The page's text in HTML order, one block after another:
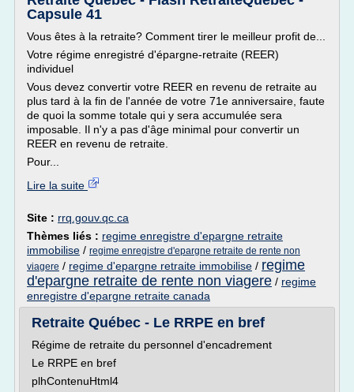
Capsule 41
Vous êtes à la retraite? Comment tirer le meilleur profit de...
Votre régime enregistré d'épargne-retraite (REER)
individuel
Vous devez convertir votre REER en revenu de retraite au
plus tard à la fin de l'année de votre 71e anniversaire, faute
de quoi la somme totale qui y sera accumulée sera
imposable. Il n'y a pas d'âge minimal pour convertir un
REER en revenu de retraite.
Pour...
Lire la suite
Site : rrq.gouv.qc.ca
Thèmes liés : regime enregistre d'epargne retraite
immobilise / regime enregistre d'epargne retraite de rente non
viagere / regime d'epargne retraite immobilise / regime
d'epargne retraite de rente non viagere / regime
enregistre d'epargne retraite canada
Retraite Québec - Le RRPE en bref
Régime de retraite du personnel d'encadrement
Le RRPE en bref
plhContenuHtml4